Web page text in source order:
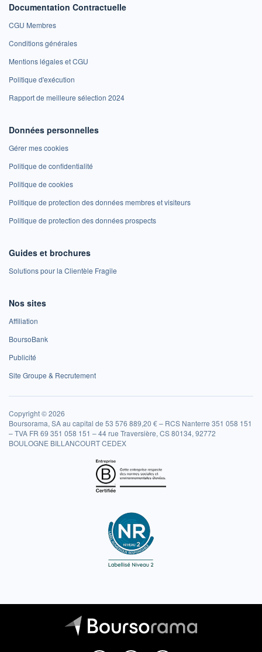
Documentation Contractuelle
CGU Membres
Conditions générales
Mentions légales et CGU
Politique d'exécution
Rapport de meilleure sélection 2024
Données personnelles
Gérer mes cookies
Politique de confidentialité
Politique de cookies
Politique de protection des données membres et visiteurs
Politique de protection des données prospects
Guides et brochures
Solutions pour la Clientèle Fragile
Nos sites
Affiliation
BoursoBank
Publicité
Site Groupe & Recrutement
Copyright © 2026
Boursorama, SA au capital de 53 576 889,20 € – RCS Nanterre 351 058 151
– TVA FR 69 351 058 151 – 44 rue Traversière, CS 80134, 92772
BOULOGNE BILLANCOURT CEDEX